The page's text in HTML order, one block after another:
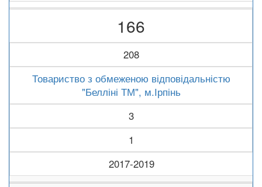
166
208
Товариство з обмеженою відповідальністю
"Белліні ТМ", м.Ірпінь
3
1
2017-2019